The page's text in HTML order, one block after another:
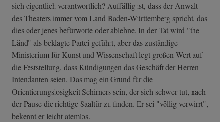
sich eigentlich verantwortlich? Auffällig ist, dass der Anwalt
des Theaters immer vom Land Baden-Württemberg spricht, das
dies oder jenes befürworte oder ablehne. In der Tat wird "the
Länd" als beklagte Partei geführt, aber das zuständige
Ministerium für Kunst und Wissenschaft legt großen Wert auf
die Feststellung, dass Kündigungen das Geschäft der Herren
Intendanten seien. Das mag ein Grund für die
Orientierungslosigkeit Schirners sein, der sich schwer tut, nach
der Pause die richtige Saaltür zu finden. Er sei "völlig verwirrt",
bekennt er leicht atemlos.